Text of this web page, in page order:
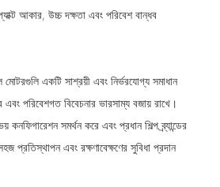
আকার, উচ্চ দক্ষতা এবং পরিবেশ বান্ধব
মোটরগুলি একটি সাশ্রয়ী এবং নির্ভরযোগ্য সমাধান
এবং পরিবেশগত বিবেচনার ভারসাম্য বজায় রাখে।
সমর্থন করে এবং প্রধান শিল্প ব্র্যান্ডের
প্রতিস্থাপন এবং রক্ষণাবেক্ষণের সুবিধা প্রদান